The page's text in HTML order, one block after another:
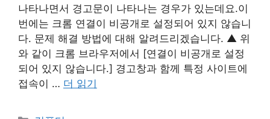
나타나면서 경고문이 나타나는 경우가 있는데요.이
번에는 크롬 연결이 비공개로 설정되어 있지 않습니
다. 문제 해결 방법에 대해 알려드리겠습니다. ▲ 위
와 같이 크롬 브라우저에서 [연결이 비공개로 설정
되어 있지 않습니다.] 경고창과 함께 특정 사이트에
접속이 … 더 읽기